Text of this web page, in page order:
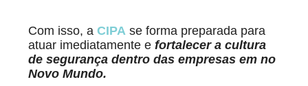
Com isso, aCIPA se forma preparada para
atuar imediatamente efortalecer a cultura
de segurança dentro das empresas em no
Novo Mundo.